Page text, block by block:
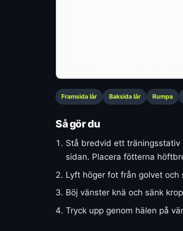
Framsida lår Baksida lår Rumpa
Så gör du
Stå bredvid ett träningsstativ
sidan. Placera fötterna
Lyft höger fot från golvet
Böj vänster knä och sänk
Tryck upp genom hälen på